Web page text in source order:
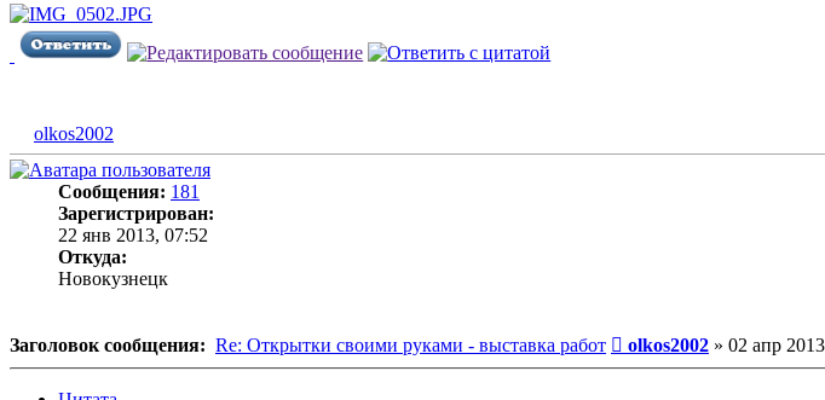
olkos2002
Сообщения: 181
Зарегистрирован:
22 янв 2013, 07:52
Откуда:
Новокузнецк
Заголовок сообщения: Re: Открытки своими руками - выставка работ Сообщение
olkos2002 » 02 апр